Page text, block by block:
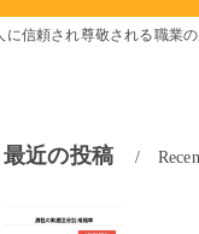
に信頼され尊敬される職業
最近の投稿